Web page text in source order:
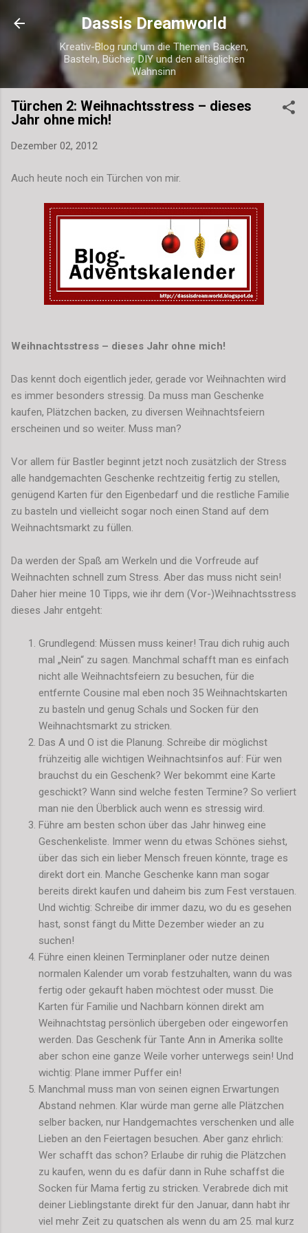
Direkt zum Hauptbereich
Dassis Dreamworld
Kreativ-Blog rund um die Themen Backen,
Basteln, Bücher, DIY und den alltäglichen
Wahnsinn
Türchen 2: Weihnachtsstress – dieses
Jahr ohne mich!
Dezember 02, 2012
Auch heute noch ein Türchen von mir.
Weihnachtsstress – dieses Jahr ohne mich!
Das kennt doch eigentlich jeder, gerade vor Weihnachten wird
es immer besonders stressig. Da muss man Geschenke
kaufen, Plätzchen backen, zu diversen Weihnachtsfeiern
erscheinen und so weiter. Muss man?
Vor allem für Bastler beginnt jetzt noch zusätzlich der Stress
alle handgemachten Geschenke rechtzeitig fertig zu stellen,
genügend Karten für den Eigenbedarf und die restliche Familie
zu basteln und vielleicht sogar noch einen Stand auf dem
Weihnachtsmarkt zu füllen.
Da werden der Spaß am Werkeln und die Vorfreude auf
Weihnachten schnell zum Stress. Aber das muss nicht sein!
Daher hier meine 10 Tipps, wie ihr dem (Vor-)Weihnachtsstress
dieses Jahr entgeht:
Grundlegend: Müssen muss keiner! Trau dich ruhig auch
mal „Nein“ zu sagen. Manchmal schafft man es einfach
nicht alle Weihnachtsfeiern zu besuchen, für die
entfernte Cousine mal eben noch 35 Weihnachtskarten
zu basteln und genug Schals und Socken für den
Weihnachtsmarkt zu stricken.
Das A und O ist die Planung. Schreibe dir möglichst
frühzeitig alle wichtigen Weihnachtsinfos auf: Für wen
brauchst du ein Geschenk? Wer bekommt eine Karte
geschickt? Wann sind welche festen Termine? So verliert
man nie den Überblick auch wenn es stressig wird.
Führe am besten schon über das Jahr hinweg eine
Geschenkeliste. Immer wenn du etwas Schönes siehst,
über das sich ein lieber Mensch freuen könnte, trage es
direkt dort ein. Manche Geschenke kann man sogar
bereits direkt kaufen und daheim bis zum Fest verstauen.
Und wichtig: Schreibe dir immer dazu, wo du es gesehen
hast, sonst fängt du Mitte Dezember wieder an zu
suchen!
Führe einen kleinen Terminplaner oder nutze deinen
normalen Kalender um vorab festzuhalten, wann du was
fertig oder gekauft haben möchtest oder musst. Die
Karten für Familie und Nachbarn können direkt am
Weihnachtstag persönlich übergeben oder eingeworfen
werden. Das Geschenk für Tante Ann in Amerika sollte
aber schon eine ganze Weile vorher unterwegs sein! Und
wichtig: Plane immer Puffer ein!
Manchmal muss man von seinen eignen Erwartungen
Abstand nehmen. Klar würde man gerne alle Plätzchen
selber backen, nur Handgemachtes verschenken und alle
Lieben an den Feiertagen besuchen. Aber ganz ehrlich:
Wer schafft das schon? Erlaube dir ruhig die Plätzchen
zu kaufen, wenn du es dafür dann in Ruhe schaffst die
Socken für Mama fertig zu stricken. Verabrede dich mit
deiner Lieblingstante direkt für den Januar, dann habt ihr
viel mehr Zeit zu quatschen als wenn du am 25. mal kurz